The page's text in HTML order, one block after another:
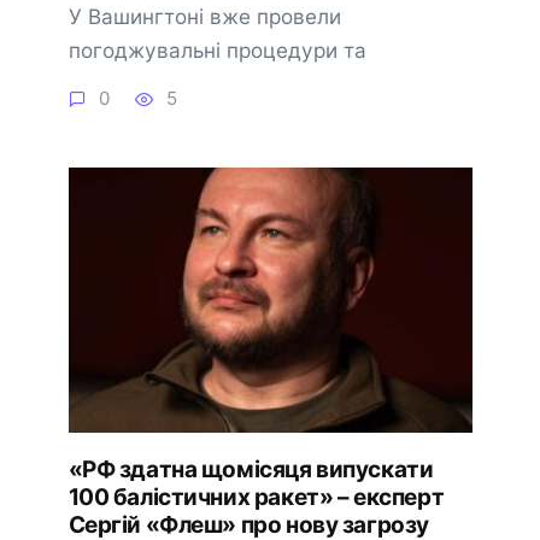
У Вашингтоні вже провели
погоджувальні процедури та
0 5
«РФ здатна щомісяця випускати
100 балістичних ракет» – експерт
Сергій «Флеш» про нову загрозу